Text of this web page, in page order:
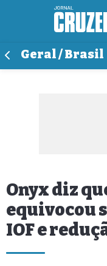
Geral / Brasil
Onyx diz
equivocou
IOF e